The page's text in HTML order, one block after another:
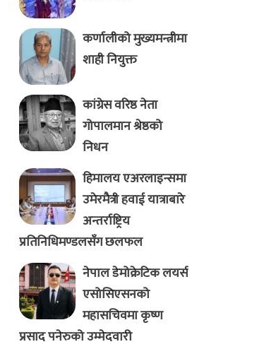
कर्णालीको मुख्यमन्त्रीमा
शाही नियुक्त
कांग्रेस वरिष्ठ नेता
गोपालमान श्रेष्ठको
निधन
हिमालय एअरलाइन्समा
उमेरमैत्री हवाई यात्राबारे
अन्तर्राष्ट्रिय
प्रतिनिधिमण्डलसँग छलफल
नेपाल डेमोक्रेटिक लयर्स
एसोसिएसनको
महासचिवमा कृष्ण
प्रसाद पनेरुको उम्मेदवारी